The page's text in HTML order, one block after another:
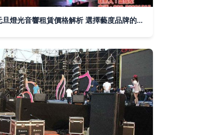
廣州元旦燈光音響租賃價格解析 選擇藝度品牌的性價比之道